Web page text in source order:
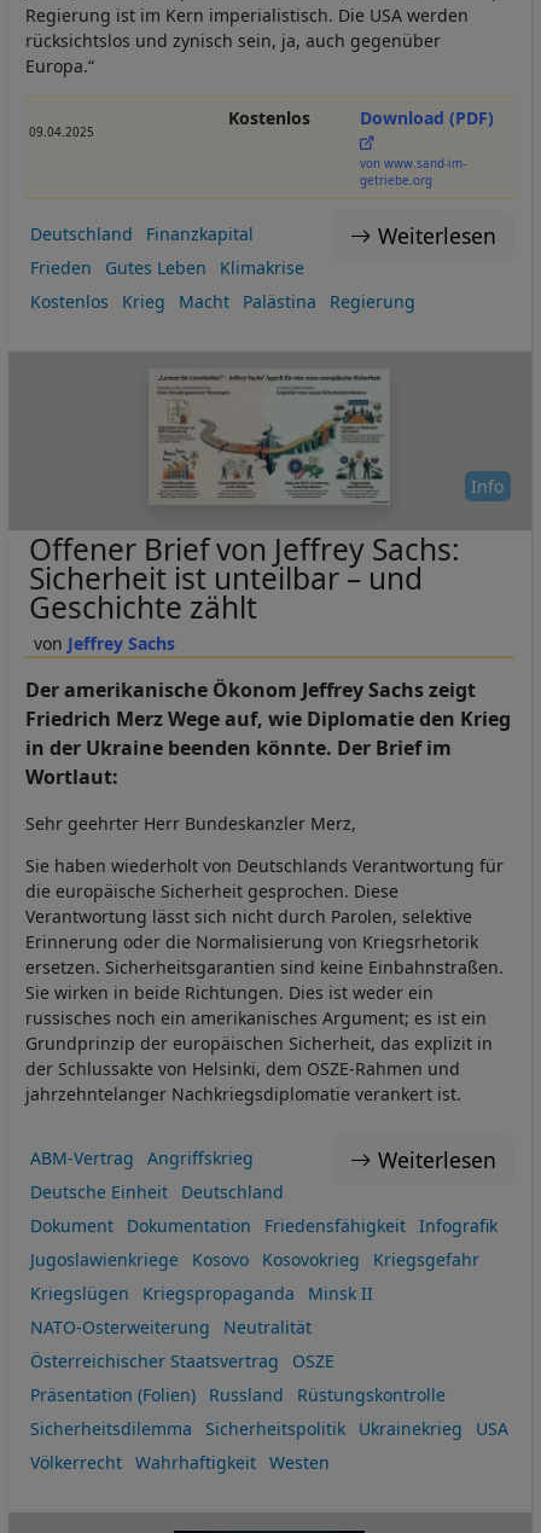
Regierung ist im Kern imperialistisch. Die USA werden
rücksichtslos und zynisch sein, ja, auch gegenüber
Europa.“
09.04.2025
Kostenlos Download (PDF)
von www.sand-im-
getriebe.org
Weiterlesen
Deutschland
Finanzkapital
Frieden
Gutes Leben
Klimakrise
Kostenlos
Krieg Macht Palästina Regierung
Info
Jeffrey Sachs
Offener Brief von Jeffrey Sachs:
Sicherheit ist unteilbar – und
Geschichte zählt
Der amerikanische Ökonom Jeffrey Sachs zeigt
Friedrich Merz Wege auf, wie Diplomatie den Krieg
in der Ukraine beenden könnte. Der Brief im
Wortlaut:
Sehr geehrter Herr Bundeskanzler Merz,
Sie haben wiederholt von Deutschlands Verantwortung für
die europäische Sicherheit gesprochen. Diese
Verantwortung lässt sich nicht durch Parolen, selektive
Erinnerung oder die Normalisierung von Kriegsrhetorik
ersetzen. Sicherheitsgarantien sind keine Einbahnstraßen.
Sie wirken in beide Richtungen. Dies ist weder ein
russisches noch ein amerikanisches Argument; es ist ein
Grundprinzip der europäischen Sicherheit, das explizit in
der Schlussakte von Helsinki, dem OSZE-Rahmen und
jahrzehntelanger Nachkriegsdiplomatie verankert ist.
Weiterlesen
ABM-Vertrag
Angriffskrieg
Deutsche Einheit
Deutschland
Dokument
Dokumentation Friedensfähigkeit
Infografik
Jugoslawienkriege
Kosovo Kosovokrieg
Kriegsgefahr
Kriegslügen
Kriegspropaganda
Minsk II
NATO-Osterweiterung
Neutralität
Österreichischer Staatsvertrag
OSZE
Präsentation (Folien)
Russland
Rüstungskontrolle
Sicherheitsdilemma
Sicherheitspolitik Ukrainekrieg
USA
Völkerrecht
Wahrhaftigkeit Westen